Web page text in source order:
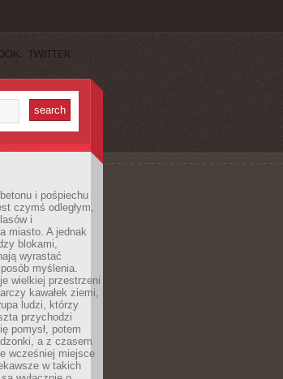
TWITTER
i pośpiechu
czymś odległym,
i
miasto. A jednak
blokami,
wyrastać
myślenia.
wielkiej przestrzeni
kawałek ziemi,
ludzi, którzy
przychodzi
pomysł, potem
a z czasem
wcześniej miejsce
w takich